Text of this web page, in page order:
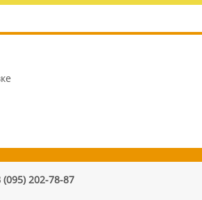
(095) 202-78-87